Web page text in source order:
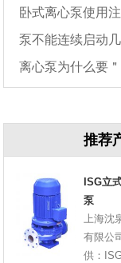
卧式离心泵使用
泵不能连续启动
离心泵为什么要
推荐
ISG立
泵
上海沈
有限公
供：